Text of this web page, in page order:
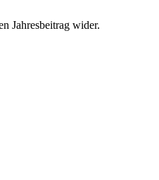
Jahresbeitrag wider.